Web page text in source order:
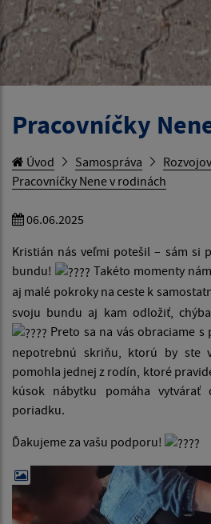
Pracovníčky
Úvod Samospráva
Pracovníčky Nene v rodinách
06.06.2025
Kristián nás veľmi potešil – sám si
bundu!
Takéto momenty
aj malé pokroky na ceste k
svoju bundu aj kam odložiť,
Preto sa na vás obraciame
nepotrebnú skriňu, ktorú by ste
pomohla jednej z rodín, ktoré
kúsok nábytku pomáha
poriadku.
Ďakujeme za vašu podporu!